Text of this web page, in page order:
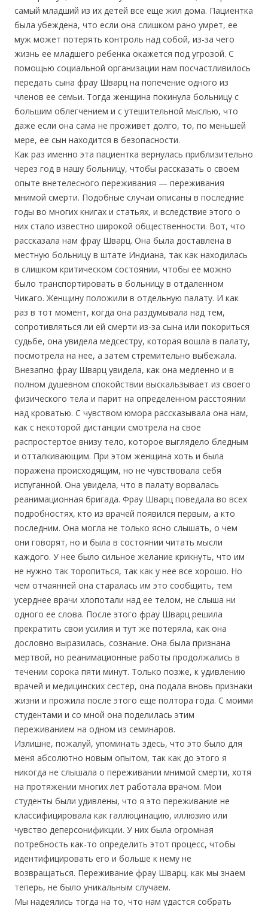
самый младший из их детей все еще жил дома. Пациентка
была убеждена, что если она слишком рано умрет, ее
муж может потерять контроль над собой, из-за чего
жизнь ее младшего ребенка окажется под угрозой. С
помощью социальной организации нам посчастливилось
передать сына фрау Шварц на попечение одного из
членов ее семьи. Тогда женщина покинула больницу с
большим облегчением и с утешительной мыслью, что
даже если она сама не проживет долго, то, по меньшей
мере, ее сын находится в безопасности.
Как раз именно эта пациентка вернулась приблизительно
через год в нашу больницу, чтобы рассказать о своем
опыте внетелесного переживания — переживания
мнимой смерти. Подобные случаи описаны в последние
годы во многих книгах и статьях, и вследствие этого о
них стало известно широкой общественности. Вот, что
рассказала нам фрау Шварц. Она была доставлена в
местную больницу в штате Индиана, так как находилась
в слишком критическом состоянии, чтобы ее можно
было транспортировать в больницу в отдаленном
Чикаго. Женщину положили в отдельную палату. И как
раз в тот момент, когда она раздумывала над тем,
сопротивляться ли ей смерти из-за сына или покориться
судьбе, она увидела медсестру, которая вошла в палату,
посмотрела на нее, а затем стремительно выбежала.
Внезапно фрау Шварц увидела, как она медленно и в
полном душевном спокойствии выскальзывает из своего
физического тела и парит на определенном расстоянии
над кроватью. С чувством юмора рассказывала она нам,
как с некоторой дистанции смотрела на свое
распростертое внизу тело, которое выглядело бледным
и отталкивающим. При этом женщина хоть и была
поражена происходящим, но не чувствовала себя
испуганной. Она увидела, что в палату ворвалась
реанимационная бригада. Фрау Шварц поведала во всех
подробностях, кто из врачей появился первым, а кто
последним. Она могла не только ясно слышать, о чем
они говорят, но и была в состоянии читать мысли
каждого. У нее было сильное желание крикнуть, что им
не нужно так торопиться, так как у нее все хорошо. Но
чем отчаянней она старалась им это сообщить, тем
усерднее врачи хлопотали над ее телом, не слыша ни
одного ее слова. После этого фрау Шварц решила
прекратить свои усилия и тут же потеряла, как она
дословно выразилась, сознание. Она была признана
мертвой, но реанимационные работы продолжались в
течении сорока пяти минут. Только позже, к удивлению
врачей и медицинских сестер, она подала вновь признаки
жизни и прожила после этого еще полтора года. С моими
студентами и со мной она поделилась этим
переживанием на одном из семинаров.
Излишне, пожалуй, упоминать здесь, что это было для
меня абсолютно новым опытом, так как до этого я
никогда не слышала о переживании мнимой смерти, хотя
на протяжении многих лет работала врачом. Мои
студенты были удивлены, что я это переживание не
классифицировала как галлюцинацию, иллюзию или
чувство деперсонификции. У них была огромная
потребность как-то определить этот процесс, чтобы
идентифицировать его и больше к нему не
возвращаться. Переживание фрау Шварц, как мы знаем
теперь, не было уникальным случаем.
Мы надеялись тогда на то, что нам удастся собрать